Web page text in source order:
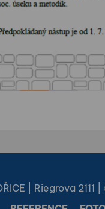
| Riegrova 2111